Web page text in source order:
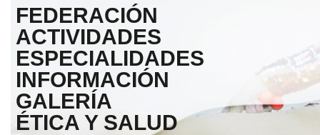
FEDERACIÓN
ACTIVIDADES
ESPECIALIDADES
INFORMACIÓN
GALERÍA
ÉTICA Y SALUD